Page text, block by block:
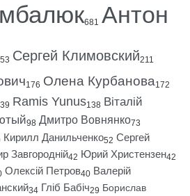
681 Антон
Сергей Климовский211
176 Олена Курбанова172
Ramis Yunus138 Віталій
98 Дмитро Вовнянко73
Кирилл Данильченко52 Сергей
Завгородній42 Юрий Христензен42
Олексій Петров40 Валерій
34 Гліб Бабіч29 Борислав